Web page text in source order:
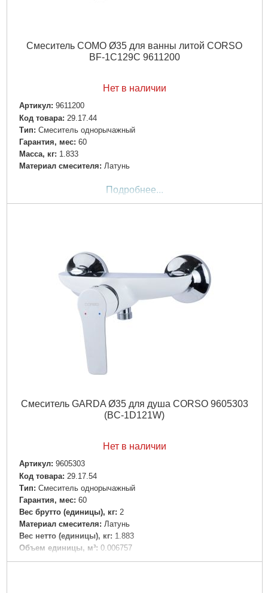
Смеситель COMO Ø35 для ванны литой CORSO
BF-1C129C 9611200
Нет в наличии
Артикул: 9611200
Код товара: 29.17.44
Tип: Смеситель однорычажный
Гарантия, мес: 60
Масса, кг: 1.833
Материал смесителя: Латунь
Подробнее...
Смеситель GARDA Ø35 для душа CORSO 9605303
(BC-1D121W)
Нет в наличии
Артикул: 9605303
Код товара: 29.17.54
Tип: Смеситель однорычажный
Гарантия, мес: 60
Вес брутто (единицы), кг: 2
Материал смесителя: Латунь
Вес нетто (единицы), кг: 1.883
Объем единицы, м³: 0.006757